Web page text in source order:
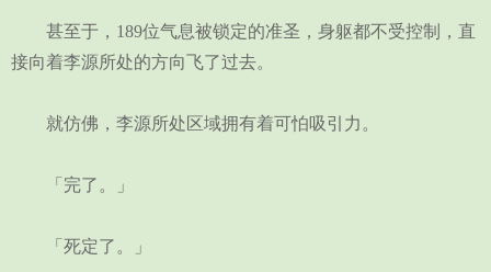
甚至于，189位气息被锁定的准圣，身躯都不受控制，直
接向着李源所处的方向飞了过去。
就仿佛，李源所处区域拥有着可怕吸引力。
「完了。」
「死定了。」